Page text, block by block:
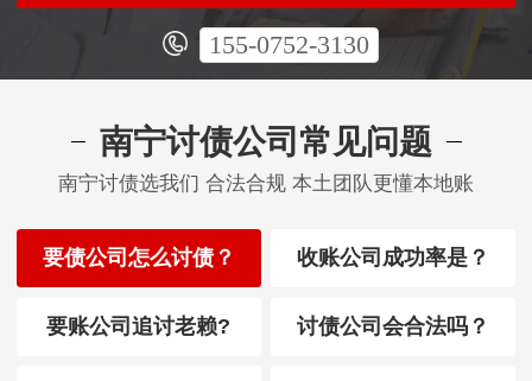
155-0752-3130
南宁讨债公司常见问题
南宁讨债选我们 合法合规 本土团队更懂本地账
要债公司怎么讨债？ 收账公司成功率是？
要账公司追讨老赖? 讨债公司会合法吗？